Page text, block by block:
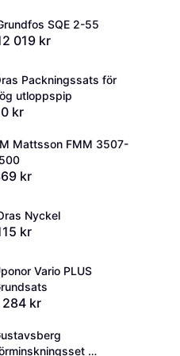
SQE 2-55
019 kr
Packningssats för
utloppspip
kr
Mattsson FMM 3507-
kr
Nyckel
kr
Vario PLUS
284 kr